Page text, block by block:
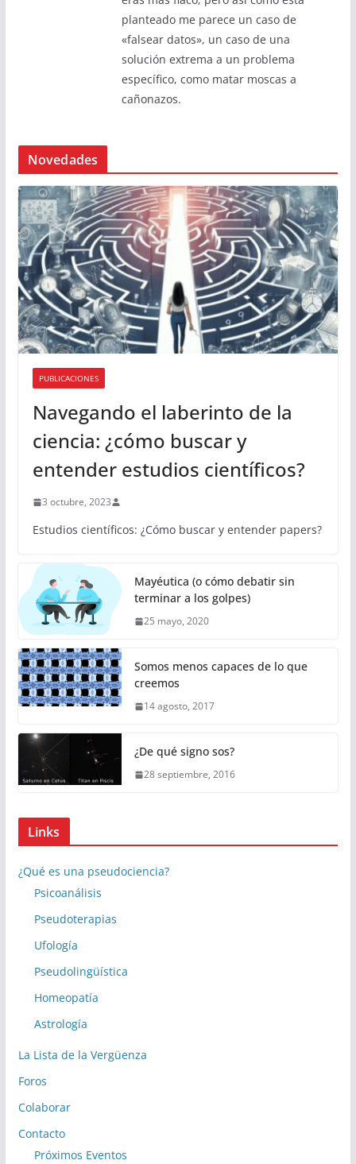
planteado me parece un caso de
«falsear datos», un caso de una
solución extrema a un problema
específico, como matar moscas a
cañonazos.
Novedades
PUBLICACIONES
Navegando el laberinto de la
ciencia: ¿cómo buscar y
entender estudios científicos?
3 octubre, 2023
Estudios científicos: ¿Cómo buscar y entender papers?
Mayéutica (o cómo debatir sin
terminar a los golpes)
25 mayo, 2020
Somos menos capaces de lo que
creemos
14 agosto, 2017
¿De qué signo sos?
28 septiembre, 2016
Links
¿Qué es una pseudociencia?
Psicoanálisis
Pseudoterapias
Ufología
Pseudolingüística
Homeopatía
Astrología
La Lista de la Vergüenza
Foros
Colaborar
Contacto
Próximos Eventos